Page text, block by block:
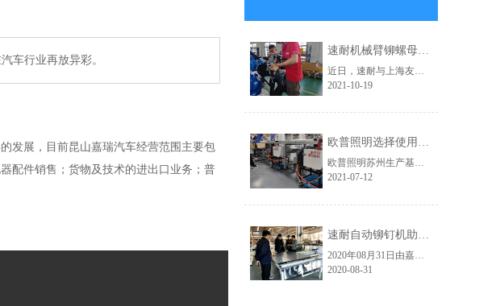
车行业再放异彩。
发展，目前昆山嘉瑞汽车经营范围主要包
配件销售；货物及技术的进出口业务；普
速耐机械臂铆螺母枪助力上海友升提效升级
近日，速耐与上海友升铝业有限公司成功达成合作，为对方提供了速耐机械臂铆螺母枪，助力上海友升实现自动化生产。
2021-10-19
欧普照明选择使用速耐自动拉钉机
欧普照明苏州生产基地，此前一直使用的是其他品牌的铆接气动工具。在得知速耐自动拉钉机后，进行了详细的咨询，被速耐自动拉钉机“自动吸钉、一机顶三人”的特点深深吸引，于是决定采购。
2021-07-12
2020年08月31日由嘉佑佳设计的自动拉钉机顺利交付给海宁市红狮电梯装饰有限公司使用。嘉佑佳负责人范经理现场亲自指导并演示操作流程，红狮电梯吴总经理及相关负责人到现场学习，下图为交货试机现场。速耐自动拉钉机高效的应用：因其技术的大幅提升，使得人和工具在保证了绝对安全的前提下大大提高生产效益了。从而实......
2020-08-31